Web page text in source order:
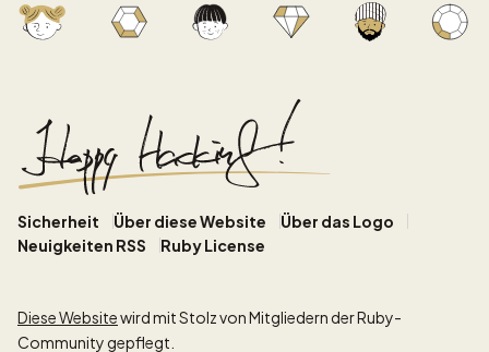
Sicherheit Über diese Website
Über das Logo
Neuigkeiten RSS
Ruby License
Diese Websitewird mit Stolz von Mitgliedern der Ruby-
Community gepflegt.